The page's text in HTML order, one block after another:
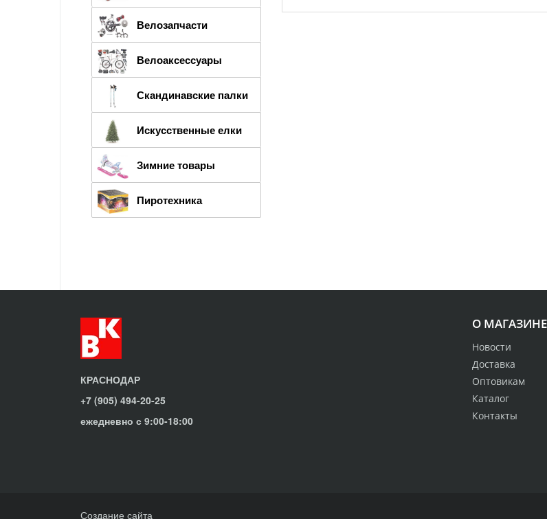
Велозапчасти
Велоаксессуары
Скандинавские палки
Искусственные елки
Зимние товары
Пиротехника
О МАГАЗИНЕ
Новости
Доставка
Оптовикам
Каталог
Контакты
КРАСНОДАР
+7 (905) 494-20-25
ежедневно с 9:00-18:00
Создание сайта